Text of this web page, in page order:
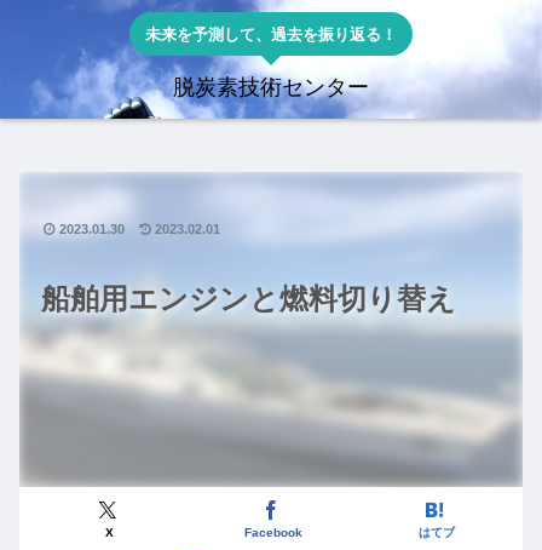
未来を予測して、過去を振り返る！
脱炭素技術センター
船舶用エンジンと燃料切り替え
X Facebook はてブ
2023.01.30 2023.02.01